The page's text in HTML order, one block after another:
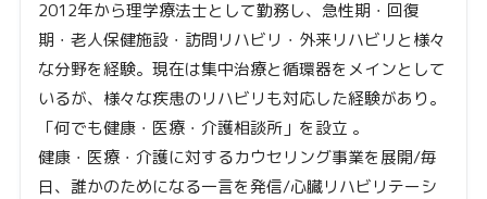
2012年から理学療法士として勤務し、急性期・回復
期・老人保健施設・訪問リハビリ・外来リハビリと様々
な分野を経験。現在は集中治療と循環器をメインとして
いるが、様々な疾患のリハビリも対応した経験があり。
「何でも健康・医療・介護相談所」を設立 。
健康・医療・介護に対するカウセリング事業を展開/毎
日、誰かのためになる一言を発信/心臓リハビリテーシ